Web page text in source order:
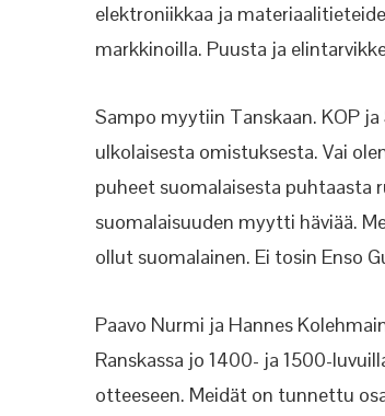
elektroniikkaa ja
markkinoilla. Puusta ja
Sampo myytiin Tanskaan. KOP
ulkolaisesta omistuksesta. Vai
puheet suomalaisesta puhtaasta
suomalaisuuden myytti häviää.
ollut suomalainen. Ei tosin Enso
Paavo Nurmi ja Hannes
Ranskassa jo 1400- ja 1500-
otteeseen. Meidät on tunnettu